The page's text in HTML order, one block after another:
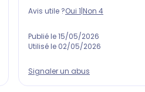
Avis utile ?Oui 1|Non 4
Publié le15/05/2026
Utilisé le 02/05/2026
Signaler un abus